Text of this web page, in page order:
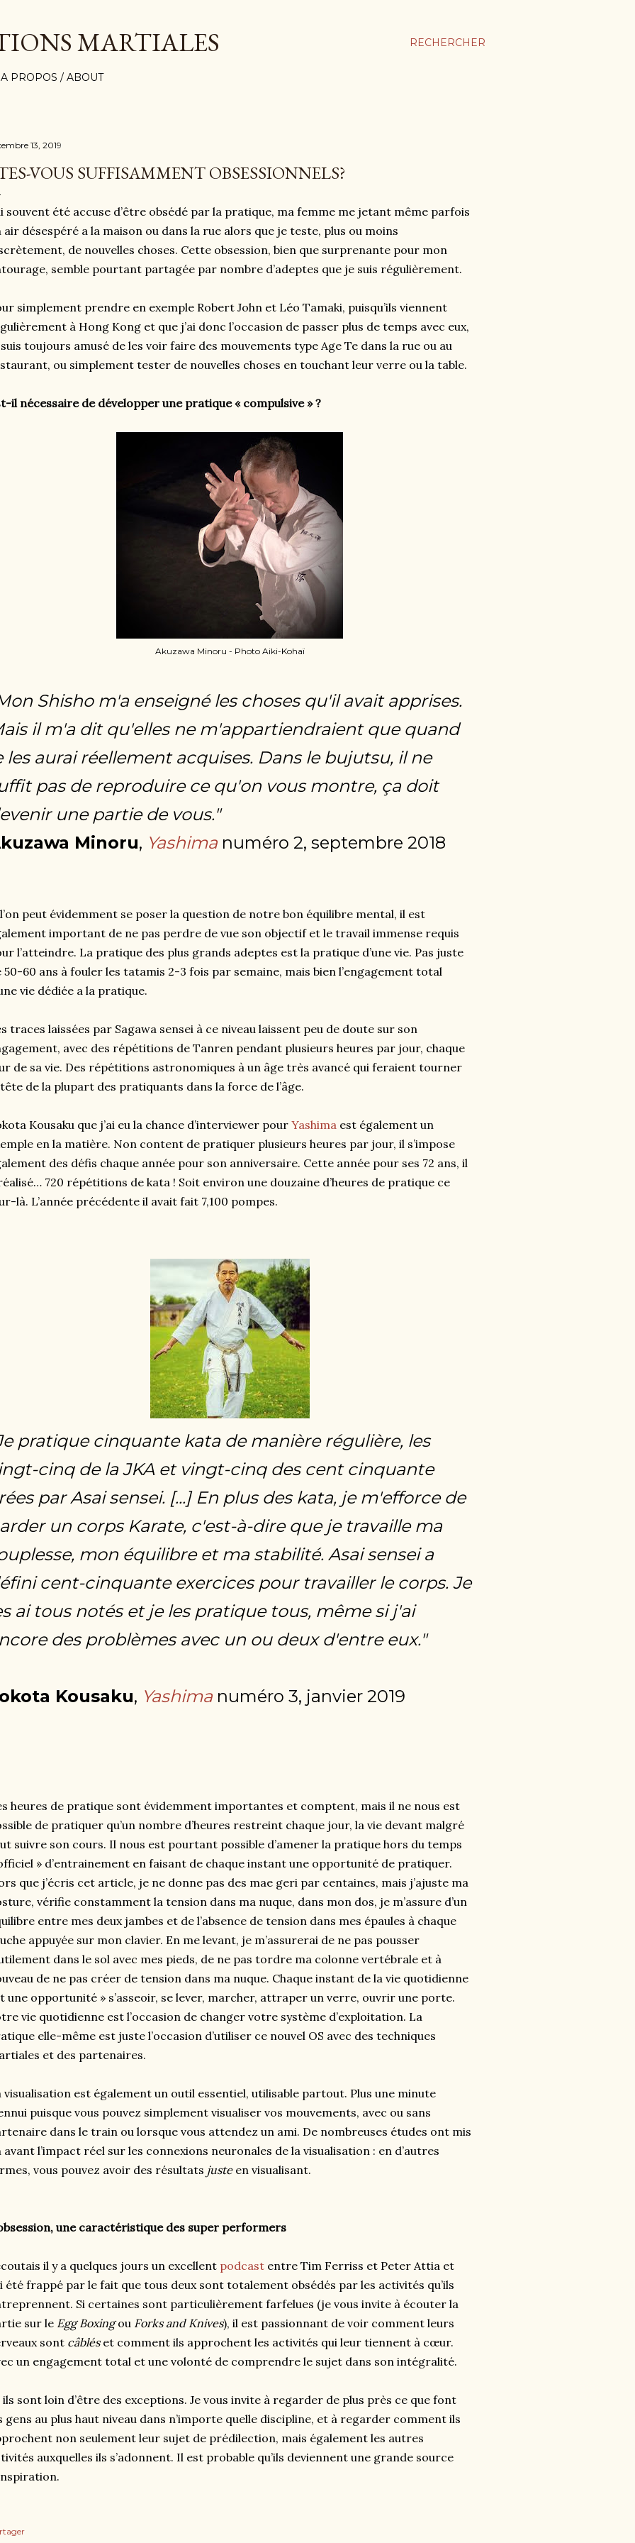
RECHERCHER
MARTIALES
A PROPOS / ABOUT
13, 2019
VOUS SUFFISAMMENT OBSESSIONNELS?
souvent été accuse d’être obsédé par la pratique, ma femme me jetant même parfois
air désespéré a la maison ou dans la rue alors que je teste, plus ou moins
de nouvelles choses. Cette obsession, bien que surprenante pour mon
semble pourtant partagée par nombre d’adeptes que je suis régulièrement.
simplement prendre en exemple Robert John et Léo Tamaki, puisqu’ils viennent
à Hong Kong et que j’ai donc l’occasion de passer plus de temps avec eux,
toujours amusé de les voir faire des mouvements type Age Te dans la rue ou au
ou simplement tester de nouvelles choses en touchant leur verre ou la table.
il nécessaire de développer une pratique « compulsive » ?
Akuzawa Minoru - Photo Aiki-Kohaï
Shisho m'a enseigné les choses qu'il avait apprises.
il m'a dit qu'elles ne m'appartiendraient que quand
les aurai réellement acquises. Dans le bujutsu, il ne
pas de reproduire ce qu'on vous montre, ça doit
une partie de vous."
Minoru, Yashima numéro 2, septembre 2018
l’on peut évidemment se poser la question de notre bon équilibre mental, il est
important de ne pas perdre de vue son objectif et le travail immense requis
l’atteindre. La pratique des plus grands adeptes est la pratique d’une vie. Pas juste
50-60 ans à fouler les tatamis 2-3 fois par semaine, mais bien l’engagement total
vie dédiée a la pratique.
traces laissées par Sagawa sensei à ce niveau laissent peu de doute sur son
avec des répétitions de Tanren pendant plusieurs heures par jour, chaque
de sa vie. Des répétitions astronomiques à un âge très avancé qui feraient tourner
de la plupart des pratiquants dans la force de l’âge.
Kousaku que j’ai eu la chance d’interviewer pour Yashima est également un
en la matière. Non content de pratiquer plusieurs heures par jour, il s’impose
des défis chaque année pour son anniversaire. Cette année pour ses 72 ans, il
720 répétitions de kata ! Soit environ une douzaine d’heures de pratique ce
là. L’année précédente il avait fait 7,100 pompes.
pratique cinquante kata de manière régulière, les
cinq de la JKA et vingt-cinq des cent cinquante
par Asai sensei. [...] En plus des kata, je m'efforce de
un corps Karate, c'est-à-dire que je travaille ma
mon équilibre et ma stabilité. Asai sensei a
cent-cinquante exercices pour travailler le corps. Je
ai tous notés et je les pratique tous, même si j'ai
des problèmes avec un ou deux d'entre eux."
Kousaku, Yashima numéro 3, janvier 2019
heures de pratique sont évidemment importantes et comptent, mais il ne nous est
de pratiquer qu’un nombre d’heures restreint chaque jour, la vie devant malgré
suivre son cours. Il nous est pourtant possible d’amener la pratique hors du temps
» d’entrainement en faisant de chaque instant une opportunité de pratiquer.
que j’écris cet article, je ne donne pas des mae geri par centaines, mais j’ajuste ma
vérifie constamment la tension dans ma nuque, dans mon dos, je m’assure d’un
entre mes deux jambes et de l’absence de tension dans mes épaules à chaque
appuyée sur mon clavier. En me levant, je m’assurerai de ne pas pousser
dans le sol avec mes pieds, de ne pas tordre ma colonne vertébrale et à
de ne pas créer de tension dans ma nuque. Chaque instant de la vie quotidienne
une opportunité » s’asseoir, se lever, marcher, attraper un verre, ouvrir une porte.
vie quotidienne est l’occasion de changer votre système d’exploitation. La
elle-même est juste l’occasion d’utiliser ce nouvel OS avec des techniques
et des partenaires.
visualisation est également un outil essentiel, utilisable partout. Plus une minute
puisque vous pouvez simplement visualiser vos mouvements, avec ou sans
dans le train ou lorsque vous attendez un ami. De nombreuses études ont mis
avant l’impact réel sur les connexions neuronales de la visualisation : en d’autres
vous pouvez avoir des résultats justeen visualisant.
une caractéristique des super performers
il y a quelques jours un excellent podcast entre Tim Ferriss et Peter Attia et
été frappé par le fait que tous deux sont totalement obsédés par les activités qu’ils
Si certaines sont particulièrement farfelues (je vous invite à écouter la
sur le Egg Boxingou Forks and Knives), il est passionnant de voir comment leurs
sont câbléset comment ils approchent les activités qui leur tiennent à cœur.
un engagement total et une volonté de comprendre le sujet dans son intégralité.
ils sont loin d’être des exceptions. Je vous invite à regarder de plus près ce que font
gens au plus haut niveau dans n’importe quelle discipline, et à regarder comment ils
non seulement leur sujet de prédilection, mais également les autres
auxquelles ils s’adonnent. Il est probable qu’ils deviennent une grande source